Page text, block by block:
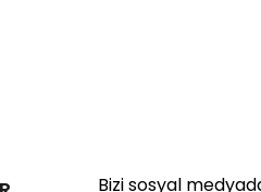
Bizi sosyal